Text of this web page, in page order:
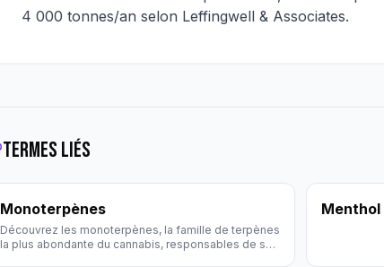
4 000 tonnes/an selon Leffingwell & Associates.
Termes liés
Monoterpènes
Découvrez les monoterpènes, la famille de terpènes
la plus abondante du cannabis, responsables de son
Menthol